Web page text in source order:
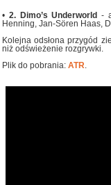
• 2. Dimo’s Underworld
-
Henning, Jan-Sören Haas,
Kolejna odsłona przygód
niż odświeżenie rozgrywki.
Plik do pobrania: ATR